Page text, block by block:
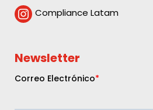
 Compliance Latam
Newsletter